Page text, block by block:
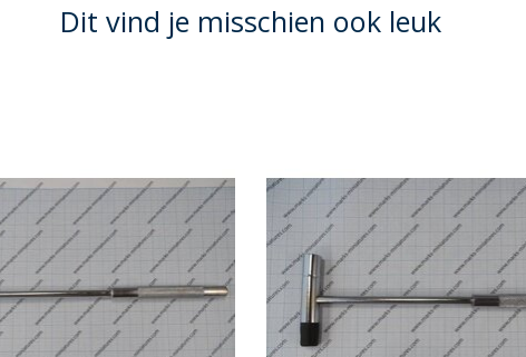
Dit vind je misschien ook leuk